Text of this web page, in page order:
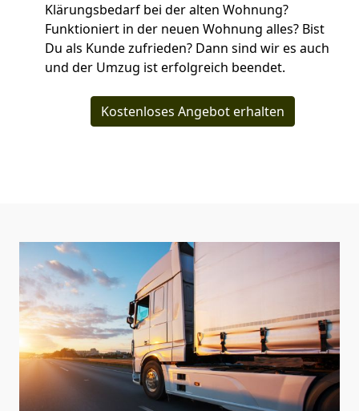
Klärungsbedarf bei der alten Wohnung?
Funktioniert in der neuen Wohnung alles? Bist
Du als Kunde zufrieden? Dann sind wir es auch
und der Umzug ist erfolgreich beendet.
Kostenloses Angebot erhalten